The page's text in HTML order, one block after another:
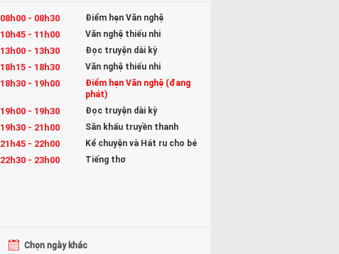
08h00 - 08h30 Điểm hẹn Văn nghệ
10h45 - 11h00 Văn nghệ thiếu nhi
13h00 - 13h30 Đọc truyện dài kỳ
18h15 - 18h30 Văn nghệ thiếu nhi
18h30 - 19h00
Điểm hẹn Văn nghệ (đang
phát)
19h00 - 19h30 Đọc truyện dài kỳ
19h30 - 21h00 Sân khấu truyền thanh
21h45 - 22h00 Kể chuyện và Hát ru cho bé
22h30 - 23h00 Tiếng thơ
Chọn ngày khác